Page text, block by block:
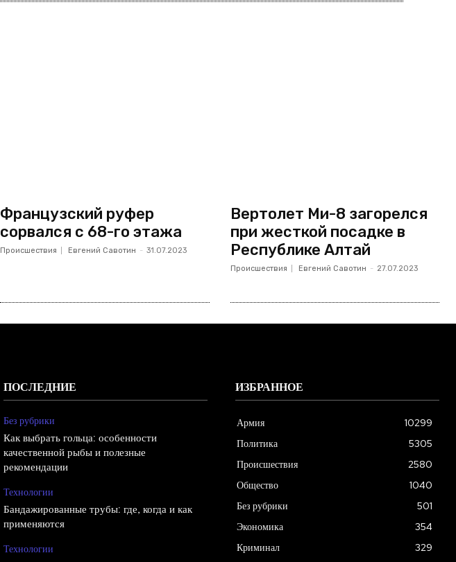
Французский руфер
сорвался с 68-го этажа
Происшествия Евгений Савотин - 31.07.2023
Вертолет Ми-8 загорелся
при жесткой посадке в
Республике Алтай
Происшествия Евгений Савотин - 27.07.2023
ПОСЛЕДНИЕ
Без рубрики
Как выбрать гольца: особенности
качественной рыбы и полезные
рекомендации
Технологии
Бандажированные трубы: где, когда и как
применяются
Технологии
ИЗБРАННОЕ
Армия
10299
Политика
5305
Происшествия
2580
Общество
1040
Без рубрики
501
Экономика
354
Криминал
329